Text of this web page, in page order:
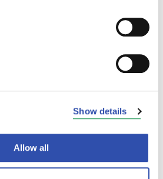
Show details
Allow all